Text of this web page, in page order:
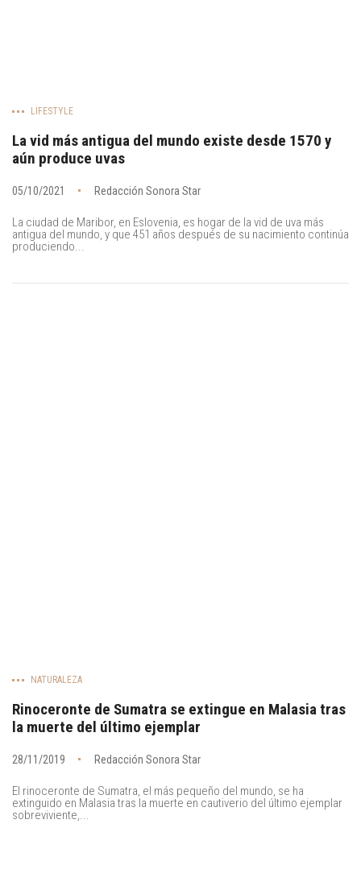
LIFESTYLE
La vid más antigua del mundo existe desde 1570 y
aún produce uvas
05/10/2021 Redacción Sonora Star
La ciudad de Maribor, en Eslovenia, es hogar de la vid de uva más
antigua del mundo, y que 451 años después de su nacimiento continúa
produciendo...
NATURALEZA
Rinoceronte de Sumatra se extingue en Malasia tras
la muerte del último ejemplar
28/11/2019 Redacción Sonora Star
El rinoceronte de Sumatra, el más pequeño del mundo, se ha
extinguido en Malasia tras la muerte en cautiverio del último ejemplar
sobreviviente,...